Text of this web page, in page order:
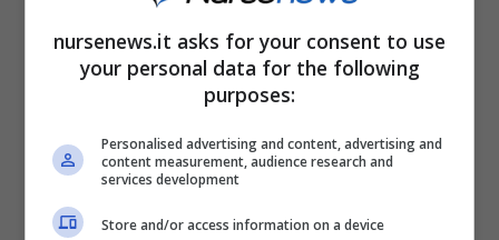
trovarsi difronte un avversario così forte e
preparato sul piano fisico e mentale. Per
essere un debuttante Lewis dimostrò subito
una velocità innata ed una regolarità
sorprendente. Chiuse i primi 9 GP di Formula
1 sempre sul podio, centrando anche vittorie
nursenews.it asks for your consent to use
your personal data for the following
purposes:
Personalised advertising and content, advertising and
content measurement, audience research and
services development
Store and/or access information on a device